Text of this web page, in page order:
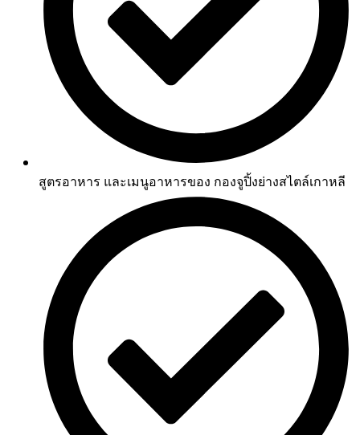
สูตรอาหาร และเมนูอาหารของ กองจูปิ้งย่างสไตล์เกาหลี